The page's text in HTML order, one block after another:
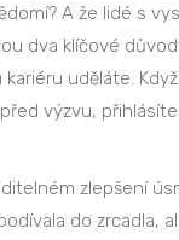
A že lidé s
dva klíčové
uděláte.
výzvu,
zlepšení
do zrcadla,